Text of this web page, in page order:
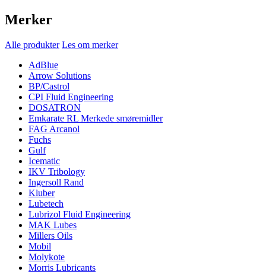
Merker
Alle produkter Les om merker
AdBlue
Arrow Solutions
BP/Castrol
CPI Fluid Engineering
DOSATRON
Emkarate RL Merkede smøremidler
FAG Arcanol
Fuchs
Gulf
Icematic
IKV Tribology
Ingersoll Rand
Kluber
Lubetech
Lubrizol Fluid Engineering
MAK Lubes
Millers Oils
Mobil
Molykote
Morris Lubricants